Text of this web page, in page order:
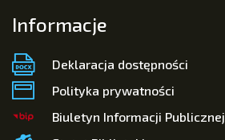
Informacje
Deklaracja dostępności
Polityka prywatności
Biuletyn Informacji Publicznej